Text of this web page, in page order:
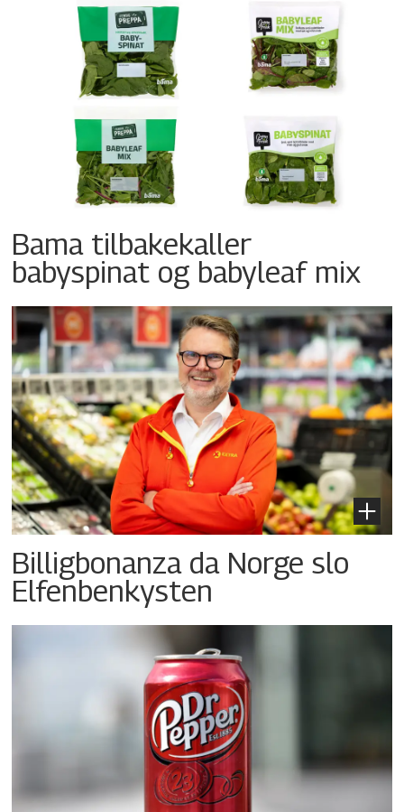
Bama tilbakekaller
babyspinat og babyleaf mix
Billigbonanza da Norge slo
Elfenbenkysten